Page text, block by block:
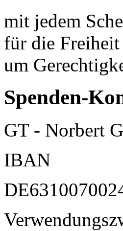
mit jedem
für die
um
Spenden-
GT - Norbert
IBAN